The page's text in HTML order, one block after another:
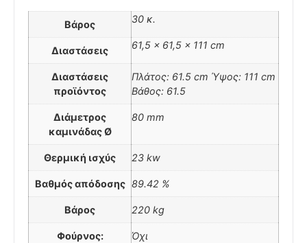
Βάρος 30 κ.
Διαστάσεις 61,5 × 61,5 × 111 cm
Διαστάσεις
προϊόντος
Πλάτος: 61.5 cm Ύψος: 111 cm
Βάθος: 61.5
Διάμετρος
καμινάδας Ø
80 mm
Θερμική ισχύς 23 kw
Βαθμός απόδοσης 89.42 %
Βάρος 220 kg
Φούρνος: Όχι